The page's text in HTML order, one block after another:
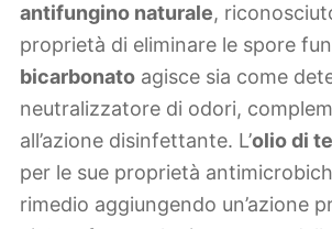
antifungino naturale,
proprietà di eliminare le spore
bicarbonato agisce sia come
neutralizzatore di odori,
all’azione disinfettante. L’olio di
per le sue proprietà
rimedio aggiungendo un’azione